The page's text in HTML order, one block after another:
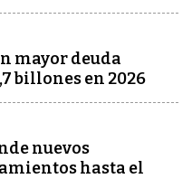
mayor deuda
billones en 2026
nuevos
hasta el